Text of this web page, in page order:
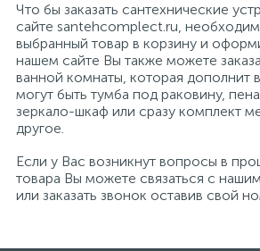
Что бы заказать сантехнические
сайте santehcomplect.ru,
выбранный товар в корзину и
нашем сайте Вы также можете
ванной комнаты, которая дополнит
могут быть тумба под раковину,
зеркало-шкаф или сразу комплект
другое.
Если у Вас возникнут вопросы в
товара Вы можете связаться с
или заказать звонок оставив свой